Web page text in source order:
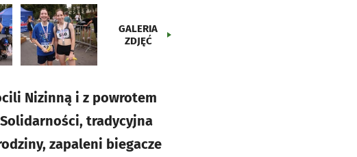
GALERIA
ZDJĘĆ
Nizinną i z powrotem
tradycyjna
zapaleni biegacze